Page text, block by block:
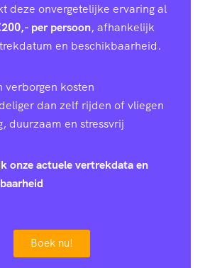
deze onvergetelijke ervaring al
per persoon, afhankelijk
en beschikbaarheid.
verborgen kosten
dan zelf rijden of vliegen
duurzaam en stressvrij
onze actuele vertrekdata en
Boek nu!